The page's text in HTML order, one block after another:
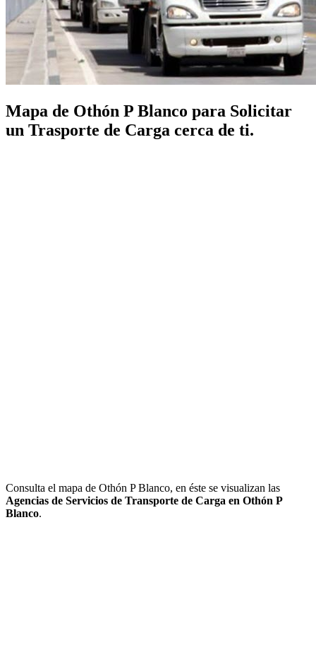
Mapa de Othón P Blanco para Solicitar
un Trasporte de Carga cerca de ti.
Consulta el mapa de Othón P Blanco, en éste se visualizan las
Agencias de Servicios de Transporte de Carga en Othón P
Blanco.